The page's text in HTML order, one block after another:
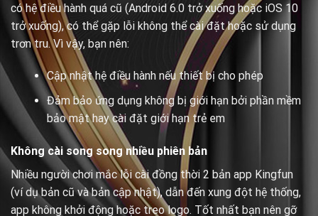
có hệ điều hành quá cũ (Android 6.0 trở xuống hoặc iOS 10
trở xuống), có thể gặp lỗi không thể cài đặt hoặc sử dụng
trơn tru. Vì vậy, bạn nên:
Cập nhật hệ điều hành nếu thiết bị cho phép
Đảm bảo ứng dụng không bị giới hạn bởi phần mềm
bảo mật hay cài đặt giới hạn trẻ em
Không cài song song nhiều phiên bản
Nhiều người chơi mắc lỗi cài đồng thời 2 bản app Kingfun
(ví dụ bản cũ và bản cập nhật), dẫn đến xung đột hệ thống,
app không khởi động hoặc treo logo. Tốt nhất bạn nên gỡ